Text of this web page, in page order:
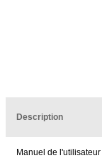
Description
Manuel de l'utilisateur